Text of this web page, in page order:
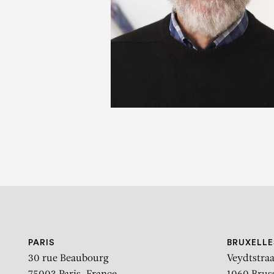
PARIS
30 rue Beaubourg